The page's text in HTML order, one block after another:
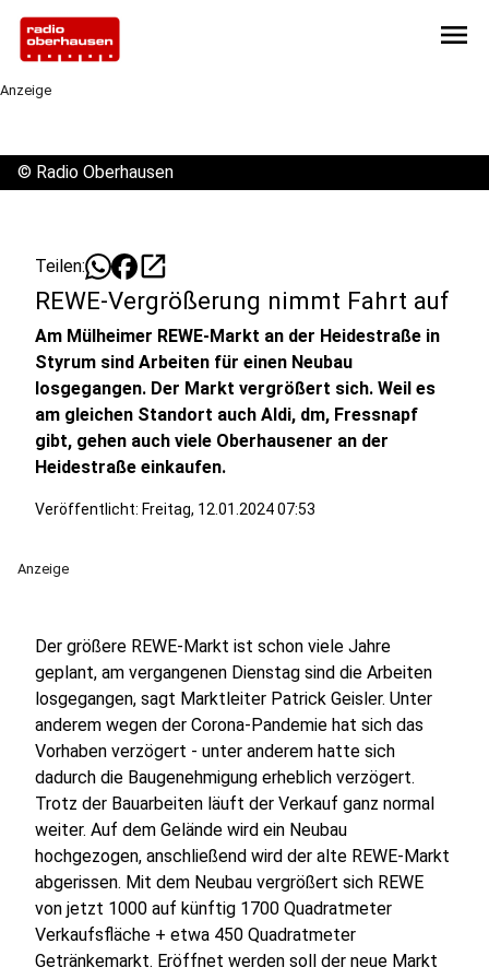
menu
Anzeige
© Radio Oberhausen
Teilen: open_in_new
REWE-Vergrößerung nimmt Fahrt auf
Am Mülheimer REWE-Markt an der Heidestraße in
Styrum sind Arbeiten für einen Neubau
losgegangen. Der Markt vergrößert sich. Weil es
am gleichen Standort auch Aldi, dm, Fressnapf
gibt, gehen auch viele Oberhausener an der
Heidestraße einkaufen.
Veröffentlicht: Freitag, 12.01.2024 07:53
Anzeige
Der größere REWE-Markt ist schon viele Jahre
geplant, am vergangenen Dienstag sind die Arbeiten
losgegangen, sagt Marktleiter Patrick Geisler. Unter
anderem wegen der Corona-Pandemie hat sich das
Vorhaben verzögert - unter anderem hatte sich
dadurch die Baugenehmigung erheblich verzögert.
Trotz der Bauarbeiten läuft der Verkauf ganz normal
weiter. Auf dem Gelände wird ein Neubau
hochgezogen, anschließend wird der alte REWE-Markt
abgerissen. Mit dem Neubau vergrößert sich REWE
von jetzt 1000 auf künftig 1700 Quadratmeter
Verkaufsfläche + etwa 450 Quadratmeter
Getränkemarkt. Eröffnet werden soll der neue Markt